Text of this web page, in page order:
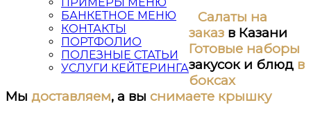
БАНКЕТНОЕ МЕНЮ
КОНТАКТЫ
ПОРТФОЛИО
ПОЛЕЗНЫЕ СТАТЬИ
УСЛУГИ КЕЙТЕРИНГА
Салаты на
заказ в Казани
Готовые наборы
закусок и блюд в
боксах
Мы доставляем, а вы снимаете крышку